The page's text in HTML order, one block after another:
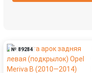
№ 89284